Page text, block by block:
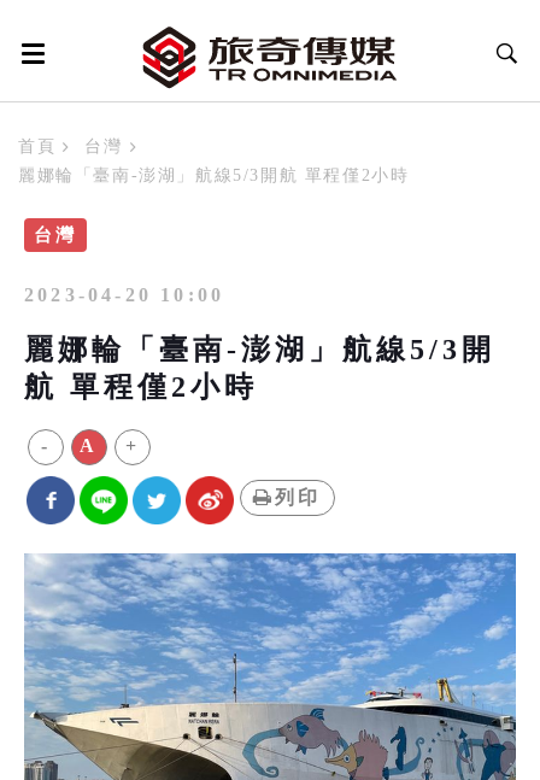
首頁
台灣
麗娜輪「臺南-澎湖」航線5/3開航 單程僅2小時
台灣
2023-04-20 10:00
麗娜輪「臺南-澎湖」航線5/3開
航 單程僅2小時
- A +
列印